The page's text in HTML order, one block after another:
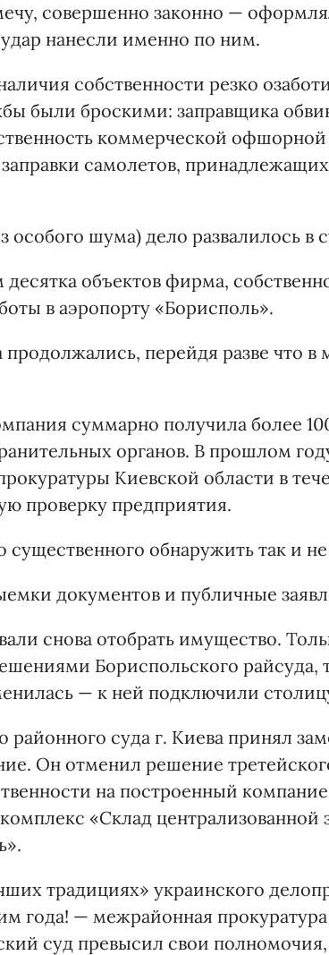
совершенно законно —
нанесли именно по ним.
собственности резко
были броскими: заправщика
коммерческой
самолетов,
особого шума) дело развалилось в
объектов фирма,
в аэропорту «Борисполь».
перейдя разве что в
суммарно получила более
органов. В прошлом
Киевской области в
проверку предприятия.
обнаружить так и не
документов и публичные
снова отобрать имущество.
Бориспольского райсуда,
— к ней подключили
районного суда г. Киева принял
Он отменил решение
на построенный
«Склад централизованной
традициях» украинского
года! — межрайонная
суд превысил свои полномочия,